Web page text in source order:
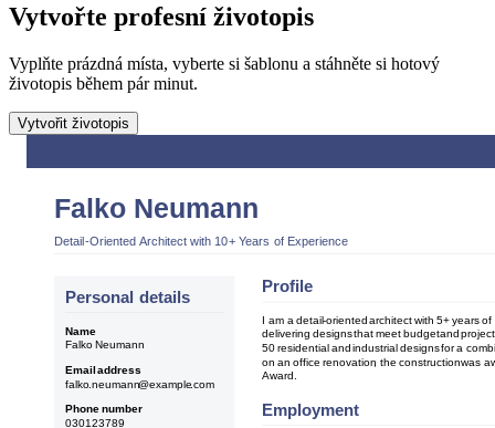
Vytvořte profesní životopis
Vyplňte prázdná místa, vyberte si šablonu a stáhněte si hotový
životopis během pár minut.
Vytvořit životopis